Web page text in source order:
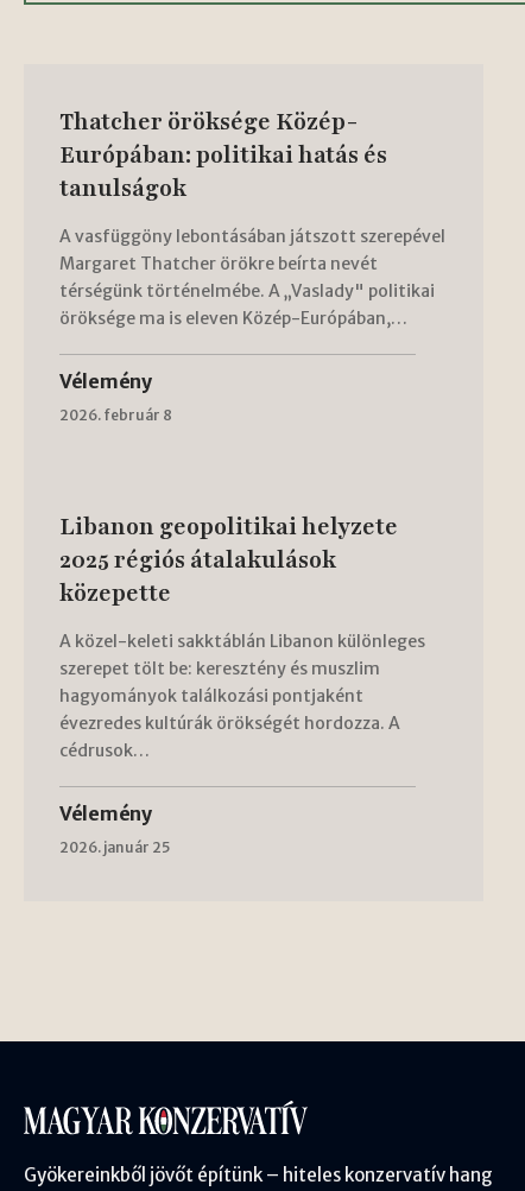
Thatcher öröksége Közép-
Európában: politikai hatás és
tanulságok
A vasfüggöny lebontásában játszott szerepével
Margaret Thatcher örökre beírta nevét
térségünk történelmébe. A „Vaslady" politikai
öröksége ma is eleven Közép-Európában,…
Vélemény
2026. február 8
Libanon geopolitikai helyzete
2025 régiós átalakulások
közepette
A közel-keleti sakktáblán Libanon különleges
szerepet tölt be: keresztény és muszlim
hagyományok találkozási pontjaként
évezredes kultúrák örökségét hordozza. A
cédrusok…
Vélemény
2026. január 25
Gyökereinkből jövőt építünk – hiteles konzervatív hang